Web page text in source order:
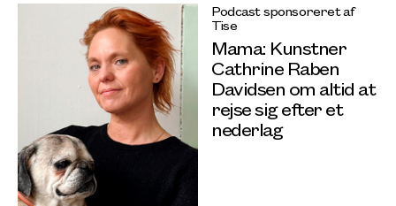
Podcast sponsoreret af
Tise
Mama: Kunstner
Cathrine Raben
Davidsen om altid at
rejse sig efter et
nederlag